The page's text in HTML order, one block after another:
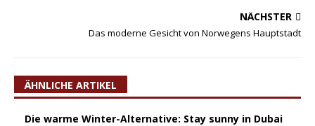
NÄCHSTER
Das moderne Gesicht von Norwegens Hauptstadt
ÄHNLICHE ARTIKEL
Die warme Winter-Alternative: Stay sunny in Dubai